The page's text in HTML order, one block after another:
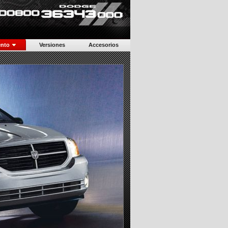
Consumos y Emisiones >>
Catálogo >>
Versiones Accesorios